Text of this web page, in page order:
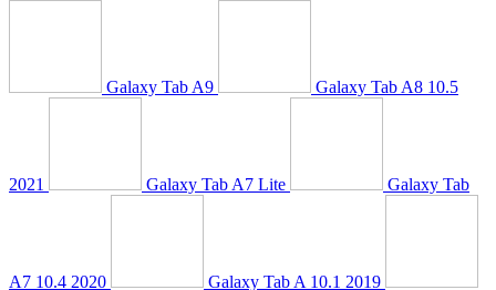
Galaxy Tab A9 Galaxy Tab A8 10.5
2021 Galaxy Tab A7 Lite Galaxy Tab
A7 10.4 2020 Galaxy Tab A 10.1 2019